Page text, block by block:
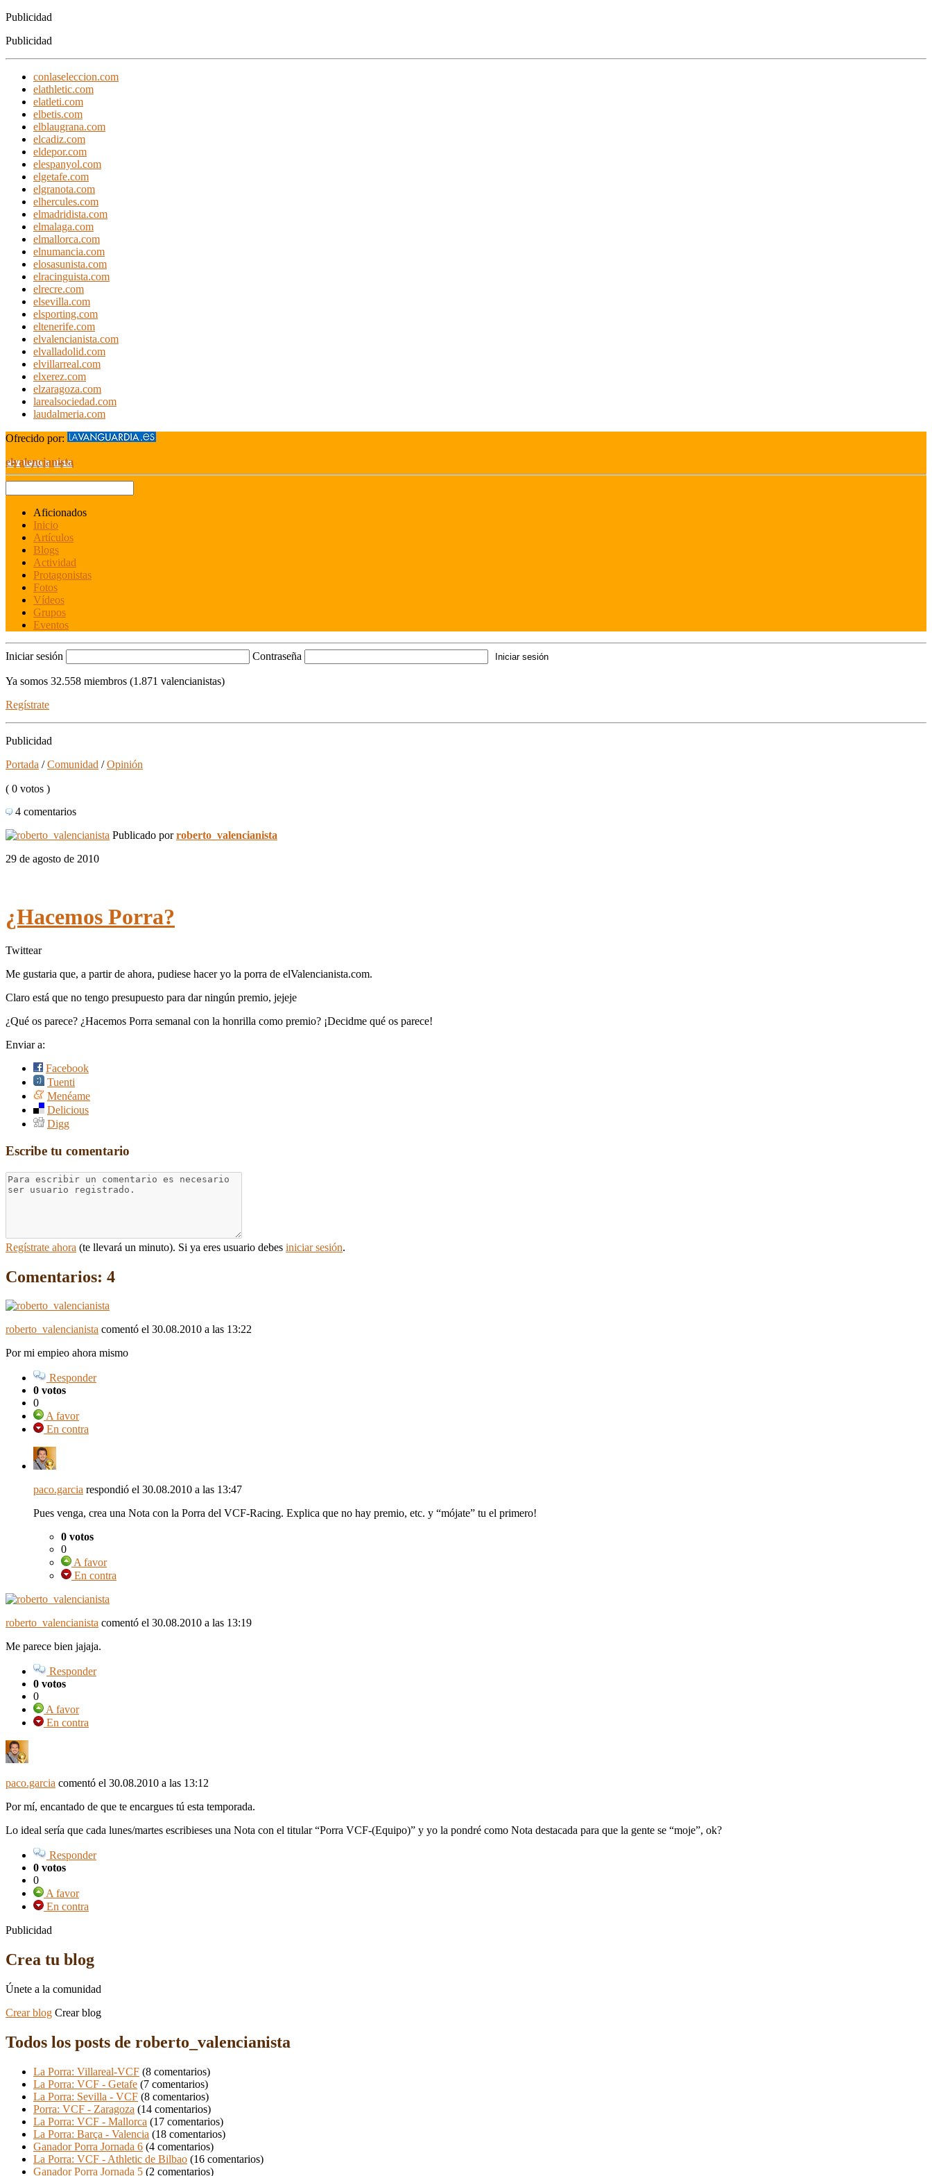
Publicidad
Publicidad
conlaseleccion.com
elathletic.com
elatleti.com
elbetis.com
elblaugrana.com
elcadiz.com
eldepor.com
elespanyol.com
elgetafe.com
elgranota.com
elhercules.com
elmadridista.com
elmalaga.com
elmallorca.com
elnumancia.com
elosasunista.com
elracinguista.com
elrecre.com
elsevilla.com
elsporting.com
eltenerife.com
elvalencianista.com
elvalladolid.com
elvillarreal.com
elxerez.com
elzaragoza.com
larealsociedad.com
laudalmeria.com
Ofrecido por:
elvalencianista
Aficionados
Inicio
Artículos
Blogs
Actividad
Protagonistas
Fotos
Vídeos
Grupos
Eventos
Iniciar sesión Contraseña
Ya somos 32.558 miembros (1.871 valencianistas)
Regístrate
Publicidad
Portada /Comunidad /Opinión
( 0 votos )
4 comentarios
Publicado porroberto_valencianista
29 de agosto de 2010
¿Hacemos Porra?
Twittear
Me gustaria que, a partir de ahora, pudiese hacer yo la porra de elValencianista.com.
Claro está que no tengo presupuesto para dar ningún premio, jejeje
¿Qué os parece? ¿Hacemos Porra semanal con la honrilla como premio? ¡Decidme qué os parece!
Enviar a:
Facebook
Tuenti
Menéame
Delicious
Digg
Escribe tu comentario
Regístrate ahora (te llevará un minuto). Si ya eres usuario debes iniciar sesión.
Comentarios: 4
roberto_valencianista comentó el 30.08.2010 a las 13:22
Por mi empieo ahora mismo
Responder
0 votos
0
A favor
En contra
paco.garcia respondió el 30.08.2010 a las 13:47
Pues venga, crea una Nota con la Porra del VCF-Racing. Explica que no hay premio, etc. y “mójate” tu el primero!
0 votos
0
A favor
En contra
roberto_valencianista comentó el 30.08.2010 a las 13:19
Me parece bien jajaja.
Responder
0 votos
0
A favor
En contra
paco.garcia comentó el 30.08.2010 a las 13:12
Por mí, encantado de que te encargues tú esta temporada.
Lo ideal sería que cada lunes/martes escribieses una Nota con el titular “Porra VCF-(Equipo)” y yo la pondré como Nota destacada para que la gente se “moje”, ok?
Responder
0 votos
0
A favor
En contra
Publicidad
Crea tu blog
Únete a la comunidad
Crear blog Crear blog
Todos los posts de roberto_valencianista
La Porra: Villareal-VCF (8 comentarios)
La Porra: VCF - Getafe (7 comentarios)
La Porra: Sevilla - VCF (8 comentarios)
Porra: VCF - Zaragoza (14 comentarios)
La Porra: VCF - Mallorca (17 comentarios)
La Porra: Barça - Valencia (18 comentarios)
Ganador Porra Jornada 6 (4 comentarios)
La Porra: VCF - Athletic de Bilbao (16 comentarios)
Ganador Porra Jornada 5 (2 comentarios)